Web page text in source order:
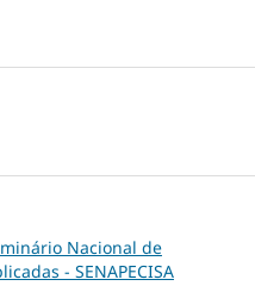
Nacional de
- SENAPECISA